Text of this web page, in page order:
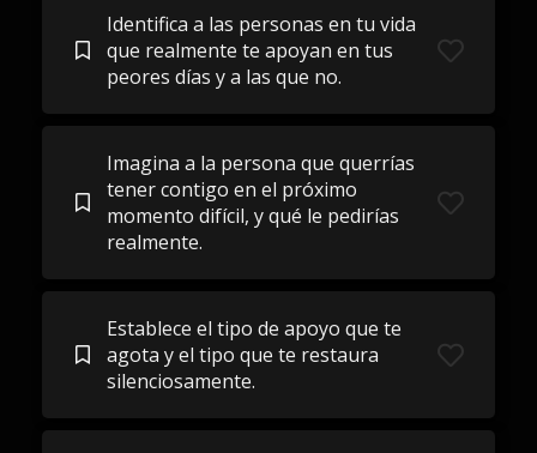
Identifica a las personas en tu vida
que realmente te apoyan en tus
peores días y a las que no.
Imagina a la persona que querrías
tener contigo en el próximo
momento difícil, y qué le pedirías
realmente.
Establece el tipo de apoyo que te
agota y el tipo que te restaura
silenciosamente.